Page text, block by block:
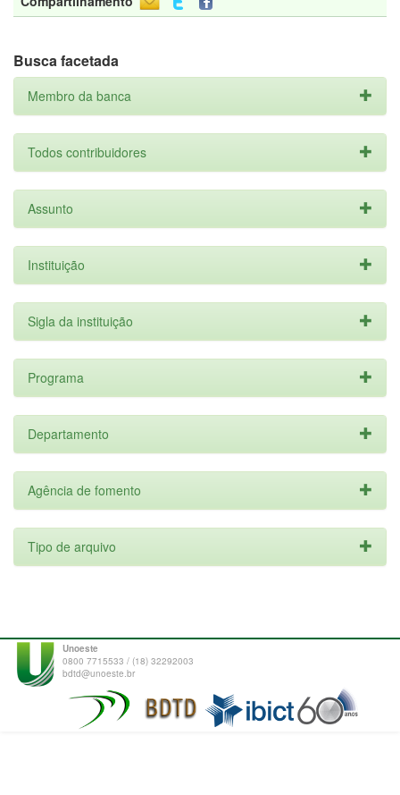
Busca facetada
Membro da banca
Todos contribuidores
Assunto
Instituição
Sigla da instituição
Programa
Departamento
Agência de fomento
Tipo de arquivo
Unoeste
0800 7715533 / (18) 32292003
bdtd@unoeste.br